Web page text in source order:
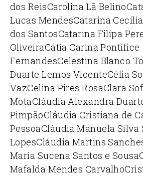
dos ReisCarolina Lã Belino
Lucas MendesCatarina
dos SantosCatarina Filipa
OliveiraCátia Carina Pontífice
FernandesCelestina Blanco
Duarte Lemos VicenteCélia
VazCelina Pires RosaClara
MotaCláudia Alexandra
PimpãoCláudia Cristiana de
PessoaCláudia Manuela Silva
LopesCláudia Martins
Maria Sucena Santos e Sousa
Mafalda Mendes Carvalho